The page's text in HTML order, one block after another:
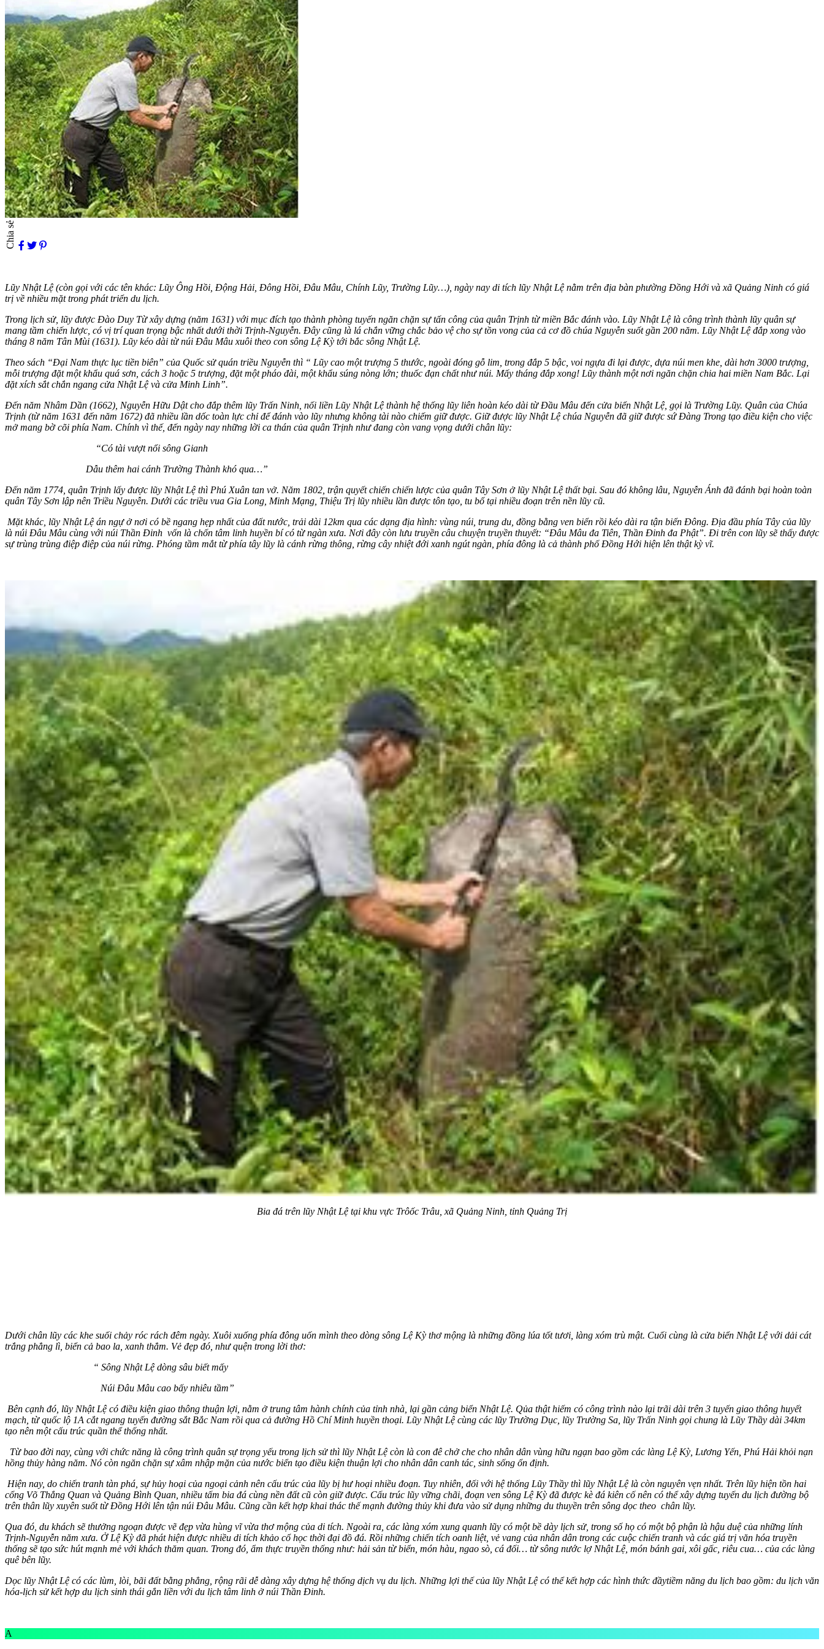
Chia sẻ
Lũy Nhật Lệ (còn gọi với các tên khác: Lũy Ông Hồi, Động Hải, Đông Hồi, Đâu Mâu, Chính Lũy, Trường Lũy…), ngày nay di tích lũy Nhật Lệ nằm trên địa bàn phường Đồng Hới và xã Quảng Ninh có giá
trị về nhiều mặt trong phát triển du lịch.
Trong lịch sử, lũy được Đào Duy Từ xây dựng (năm 1631) với mục đích tạo thành phòng tuyến ngăn chặn sự tấn công của quân Trịnh từ miền Bắc đánh vào. Lũy Nhật Lệ là công trình thành lũy quân sự
mang tầm chiến lược, có vị trí quan trọng bậc nhất dưới thời Trịnh-Nguyễn. Đây cũng là lá chắn vững chắc bảo vệ cho sự tồn vong của cả cơ đồ chúa Nguyễn suốt gần 200 năm. Lũy Nhật Lệ đắp xong vào
tháng 8 năm Tân Mùi (1631). Lũy kéo dài từ núi Đâu Mâu xuôi theo con sông Lệ Kỳ tới bắc sông Nhật Lệ.
Theo sách “Đại Nam thực lục tiền biên” của Quốc sử quán triều Nguyễn thì “ Lũy cao một trượng 5 thước, ngoài đóng gỗ lim, trong đắp 5 bậc, voi ngựa đi lại được, dựa núi men khe, dài hơn 3000 trượng,
mỗi trượng đặt một khẩu quá sơn, cách 3 hoặc 5 trượng, đặt một pháo đài, một khẩu súng nòng lớn; thuốc đạn chất như núi. Mấy tháng đắp xong! Lũy thành một nơi ngăn chặn chia hai miền Nam Bắc. Lại
đặt xích sắt chắn ngang cửa Nhật Lệ và cửa Minh Linh”.
Đến năm Nhâm Dần (1662), Nguyễn Hữu Dật cho đắp thêm lũy Trấn Ninh, nối liền Lũy Nhật Lệ thành hệ thống lũy liên hoàn kéo dài từ Đầu Mâu đến cửa biển Nhật Lệ, gọi là Trường Lũy. Quân của Chúa
Trịnh (từ năm 1631 đến năm 1672) đã nhiều lần dốc toàn lực chỉ để đánh vào lũy nhưng không tài nào chiếm giữ được. Giữ được lũy Nhật Lệ chúa Nguyễn đã giữ được sứ Đàng Trong tạo điều kiện cho việc
mở mang bờ cõi phía Nam. Chính vì thế, đến ngày nay những lời ca thán của quân Trịnh như đang còn vang vọng dưới chân lũy:
“Có tài vượt nổi sông Gianh
Dẫu thêm hai cánh Trường Thành khó qua…”
Đến năm 1774, quân Trịnh lấy được lũy Nhật Lệ thì Phú Xuân tan vở. Năm 1802, trận quyết chiến chiến lược của quân Tây Sơn ở lũy Nhật Lệ thất bại. Sau đó không lâu, Nguyễn Ánh đã đánh bại hoàn toàn
quân Tây Sơn lập nên Triều Nguyễn. Dưới các triều vua Gia Long, Minh Mạng, Thiệu Trị lũy nhiều lần được tôn tạo, tu bổ tại nhiều đoạn trên nền lũy cũ.
Mặt khác, lũy Nhật Lệ án ngự ở nơi có bề ngang hẹp nhất của đất nước, trải dài 12km qua các dạng địa hình: vùng núi, trung du, đồng bằng ven biển rồi kéo dài ra tận biển Đông. Địa đầu phía Tây của lũy
là núi Đâu Mâu cùng với núi Thần Đinh vốn là chốn tâm linh huyền bí có từ ngàn xưa. Nơi đây còn lưu truyền câu chuyện truyền thuyết: “Đâu Mâu đa Tiên, Thần Đinh đa Phật”. Đi trên con lũy sẽ thấy được
sự trùng trùng điệp điệp của núi rừng. Phóng tầm mắt từ phía tây lũy là cánh rừng thông, rừng cây nhiệt đới xanh ngút ngàn, phía đông là cả thành phố Đồng Hới hiện lên thật kỳ vĩ.
Bia đá trên lũy Nhật Lệ tại khu vực Trôốc Trâu, xã Quảng Ninh, tỉnh Quảng Trị
Dưới chân lũy các khe suối chảy róc rách đêm ngày. Xuôi xuống phía đông uốn mình theo dòng sông Lệ Kỳ thơ mộng là những đồng lúa tốt tươi, làng xóm trù mật. Cuối cùng là cửa biển Nhật Lệ với dải cát
trắng phẳng lì, biển cả bao la, xanh thẳm. Vẻ đẹp đó, như quện trong lời thơ:
“ Sông Nhật Lệ dòng sâu biết mấy
Núi Đâu Mâu cao bấy nhiêu tầm”
Bên cạnh đó, lũy Nhật Lệ có điều kiện giao thông thuận lợi, nằm ở trung tâm hành chính của tỉnh nhà, lại gần cảng biển Nhật Lệ. Qủa thật hiếm có công trình nào lại trãi dài trên 3 tuyến giao thông huyết
mạch, từ quốc lộ 1A cắt ngang tuyến đường sắt Bắc Nam rồi qua cả đường Hồ Chí Minh huyền thoại. Lũy Nhật Lệ cùng các lũy Trường Dục, lũy Trường Sa, lũy Trấn Ninh gọi chung là Lũy Thầy dài 34km
tạo nên một cấu trúc quần thể thống nhất.
Từ bao đời nay, cùng với chức năng là công trình quân sự trọng yếu trong lịch sử thì lũy Nhật Lệ còn là con đê chở che cho nhân dân vùng hữu ngạn bao gồm các làng Lệ Kỳ, Lương Yến, Phú Hải khỏi nạn
hồng thủy hàng năm. Nó còn ngăn chặn sự xâm nhập mặn của nước biển tạo điều kiện thuận lợi cho nhân dân canh tác, sinh sống ổn định.
Hiện nay, do chiến tranh tàn phá, sự hủy hoại của ngoại cảnh nên cấu trúc của lũy bị hư hoại nhiều đoạn. Tuy nhiên, đối với hệ thống Lũy Thầy thì lũy Nhật Lệ là còn nguyên vẹn nhất. Trên lũy hiện tồn hai
cổng Võ Thắng Quan và Quảng Bình Quan, nhiều tấm bia đá cùng nền đất cũ còn giữ được. Cấu trúc lũy vững chãi, đoạn ven sông Lệ Kỳ đã được kè đá kiên cố nên có thể xây dựng tuyến du lịch đường bộ
trên thân lũy xuyên suốt từ Đồng Hới lên tận núi Đâu Mâu. Cũng cần kết hợp khai thác thế mạnh đường thủy khi đưa vào sử dụng những du thuyền trên sông dọc theo chân lũy.
Qua đó, du khách sẽ thưởng ngoạn được vẽ đẹp vừa hùng vĩ vừa thơ mộng của di tích. Ngoài ra, các làng xóm xung quanh lũy có một bề dày lịch sử, trong số họ có một bộ phận là hậu duệ của những lính
Trịnh-Nguyễn năm xưa. Ở Lệ Kỳ đã phát hiện được nhiều di tích khảo cổ học thời đại đồ đá. Rồi những chiến tích oanh liệt, vẻ vang của nhân dân trong các cuộc chiến tranh và các giá trị văn hóa truyền
thống sẽ tạo sức hút mạnh mẻ với khách thăm quan. Trong đó, ẩm thực truyền thống như: hải sản từ biển, món hàu, ngao sò, cá đối… từ sông nước lợ Nhật Lệ, món bánh gai, xôi gấc, riêu cua… của các làng
quê bên lũy.
Dọc lũy Nhật Lệ có các lùm, lòi, bãi đất bằng phẳng, rộng rãi dễ dàng xây dựng hệ thống dịch vụ du lịch. Những lợi thế của lũy Nhật Lệ có thể kết hợp các hình thức đầytiềm năng du lịch bao gồm: du lịch văn
hóa-lịch sử kết hợp du lịch sinh thái gắn liền với du lịch tâm linh ở núi Thần Đinh.
A